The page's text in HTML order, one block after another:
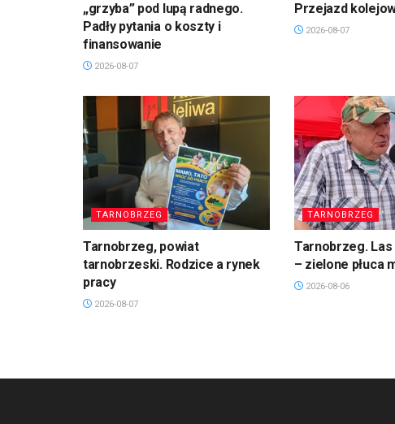
„grzyba” pod lupą radnego.
Padły pytania o koszty i
finansowanie
2026-08-07
Przejazd
2026-08-07
TARNOBRZEG
Tarnobrzeg, powiat
tarnobrzeski. Rodzice a rynek
pracy
2026-08-07
TARNOBRZEG
Tarnobrzeg.
– zielone płuca
2026-08-06